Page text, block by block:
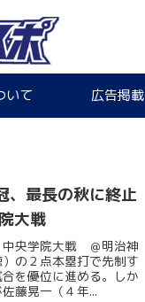
いて 広告掲載
、最長の秋に終止
大戦
央学院大戦 ＠明治神
の２点本塁打で先制す
を優位に進める。しか
藤晃一（４年...